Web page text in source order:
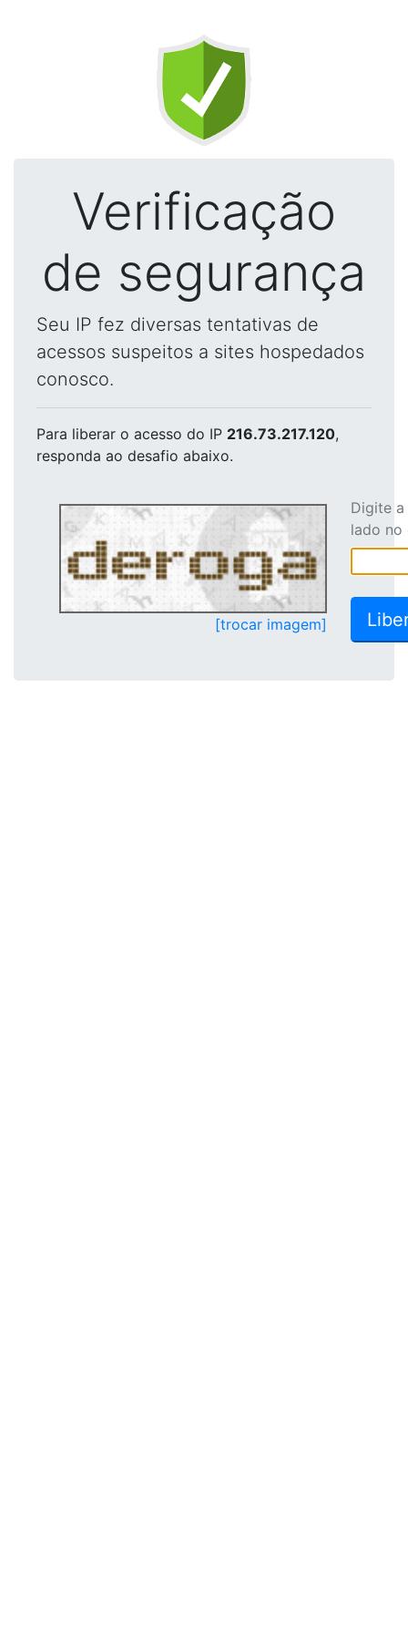
Verificação
de segurança
Seu IP fez diversas tentativas de
acessos suspeitos a sites hospedados
conosco.
Para liberar o acesso do IP 216.73.217.120,
responda ao desafio abaixo.
[trocar imagem]
Digite
lado no